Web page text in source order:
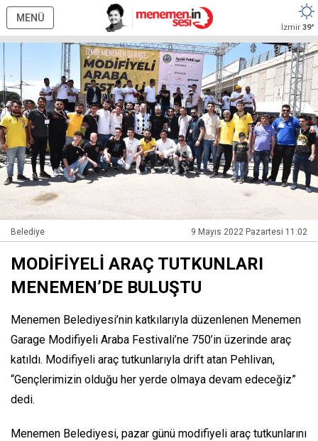
MENÜ
İzmir 39°
Belediye 9 Mayıs 2022 Pazartesi 11:02
MODİFİYELİ ARAÇ TUTKUNLARI
MENEMEN’DE BULUŞTU
Menemen Belediyesi’nin katkılarıyla düzenlenen Menemen
Garage Modifiyeli Araba Festivali’ne 750’in üzerinde araç
katıldı. Modifiyeli araç tutkunlarıyla drift atan Pehlivan,
“Gençlerimizin olduğu her yerde olmaya devam edeceğiz”
dedi.
Menemen Belediyesi, pazar günü modifiyeli araç tutkunlarını